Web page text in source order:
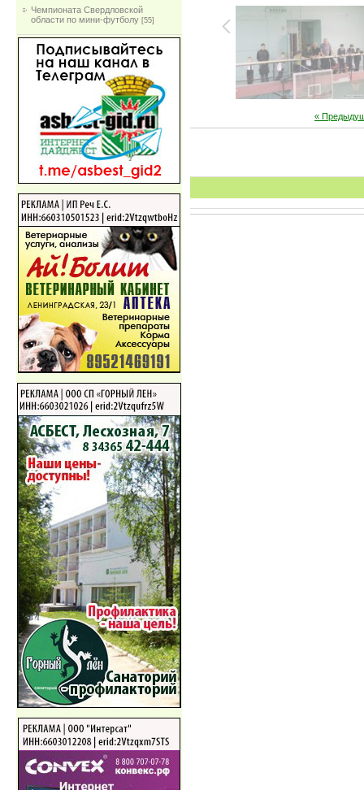
Чемпионата Свердловской
области по мини-футболу [55]
«